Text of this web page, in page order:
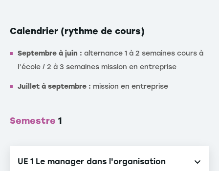
Calendrier (rythme de cours)
Septembre à juin : alternance 1 à 2 semaines cours à
l’école / 2 à 3 semaines mission en entreprise
Juillet à septembre : mission en entreprise
Semestre 1
UE 1 Le manager dans l'organisation